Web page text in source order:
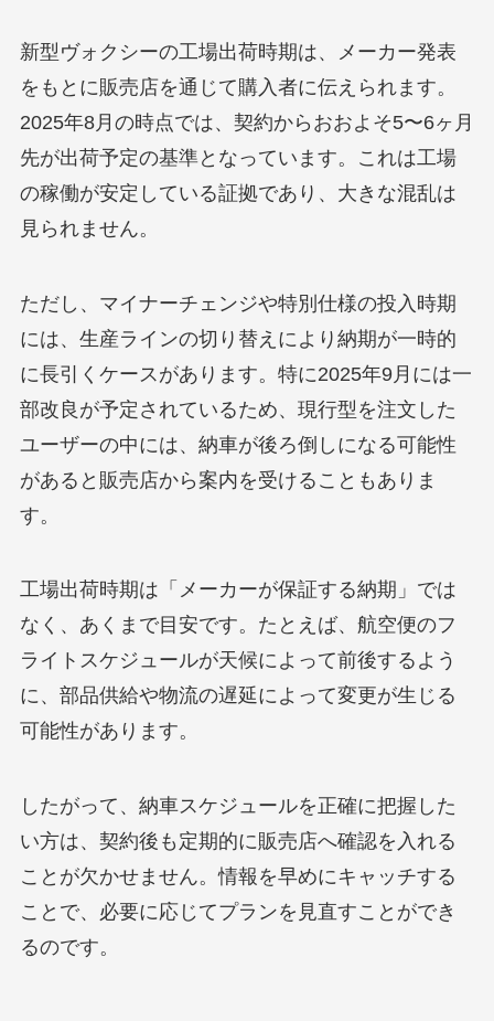
新型ヴォクシーの工場出荷時期は、メーカー発表
をもとに販売店を通じて購入者に伝えられます。
2025年8月の時点では、契約からおおよそ5〜6ヶ月
先が出荷予定の基準となっています。これは工場
の稼働が安定している証拠であり、大きな混乱は
見られません。
ただし、マイナーチェンジや特別仕様の投入時期
には、生産ラインの切り替えにより納期が一時的
に長引くケースがあります。特に2025年9月には一
部改良が予定されているため、現行型を注文した
ユーザーの中には、納車が後ろ倒しになる可能性
があると販売店から案内を受けることもありま
す。
工場出荷時期は「メーカーが保証する納期」では
なく、あくまで目安です。たとえば、航空便のフ
ライトスケジュールが天候によって前後するよう
に、部品供給や物流の遅延によって変更が生じる
可能性があります。
したがって、納車スケジュールを正確に把握した
い方は、契約後も定期的に販売店へ確認を入れる
ことが欠かせません。情報を早めにキャッチする
ことで、必要に応じてプランを見直すことができ
るのです。